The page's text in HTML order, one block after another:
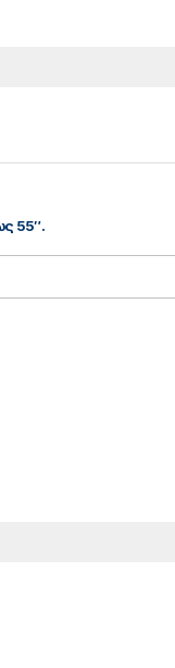
55″.